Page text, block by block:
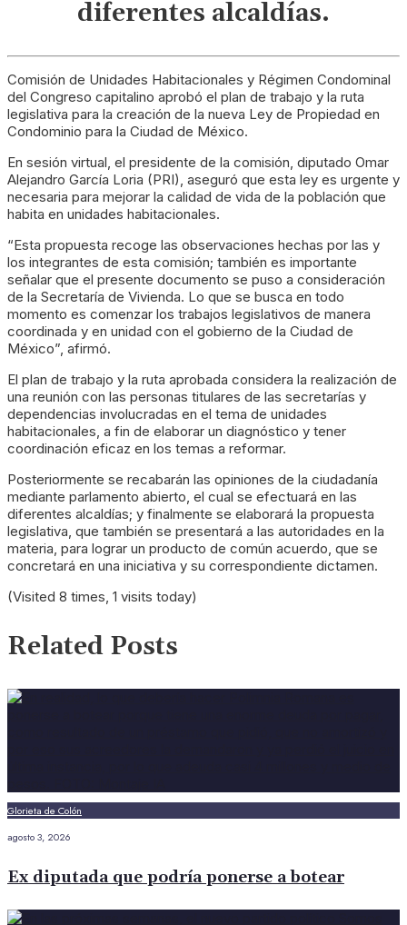
diferentes alcaldías.
Comisión de Unidades Habitacionales y Régimen Condominal
del Congreso capitalino aprobó el plan de trabajo y la ruta
legislativa para la creación de la nueva Ley de Propiedad en
Condominio para la Ciudad de México.
En sesión virtual, el presidente de la comisión, diputado Omar
Alejandro García Loria (PRI), aseguró que esta ley es urgente y
necesaria para mejorar la calidad de vida de la población que
habita en unidades habitacionales.
“Esta propuesta recoge las observaciones hechas por las y
los integrantes de esta comisión; también es importante
señalar que el presente documento se puso a consideración
de la Secretaría de Vivienda. Lo que se busca en todo
momento es comenzar los trabajos legislativos de manera
coordinada y en unidad con el gobierno de la Ciudad de
México”, afirmó.
El plan de trabajo y la ruta aprobada considera la realización de
una reunión con las personas titulares de las secretarías y
dependencias involucradas en el tema de unidades
habitacionales, a fin de elaborar un diagnóstico y tener
coordinación eficaz en los temas a reformar.
Posteriormente se recabarán las opiniones de la ciudadanía
mediante parlamento abierto, el cual se efectuará en las
diferentes alcaldías; y finalmente se elaborará la propuesta
legislativa, que también se presentará a las autoridades en la
materia, para lograr un producto de común acuerdo, que se
concretará en una iniciativa y su correspondiente dictamen.
(Visited 8 times, 1 visits today)
Related Posts
Glorieta de Colón
agosto 3, 2026
Ex diputada que podría ponerse a botear